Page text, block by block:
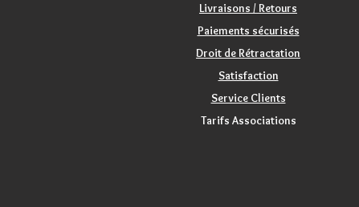
Livraisons / Retours
Paiements sécurisés
Droit de Rétractation
Satisfaction
Service Clients
Tarifs Associations